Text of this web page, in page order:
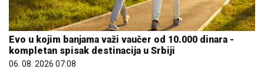
Evo u kojim banjama važi vaučer od 10.000 dinara -
kompletan spisak destinacija u Srbiji
06. 08. 2026 07:08